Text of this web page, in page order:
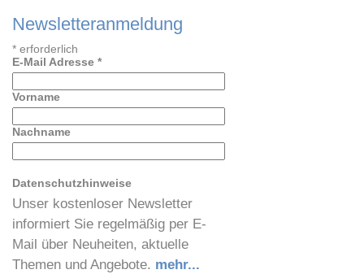
Newsletteranmeldung
* erforderlich
E-Mail Adresse *
Vorname
Nachname
Datenschutzhinweise
Unser kostenloser Newsletter
informiert Sie regelmäßig per E-
Mail über Neuheiten, aktuelle
Themen und Angebote. mehr...